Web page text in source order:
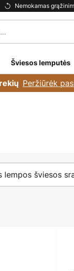
Nemokamas
Šviesos lemputės
Peržiūrėk
lempos šviesos